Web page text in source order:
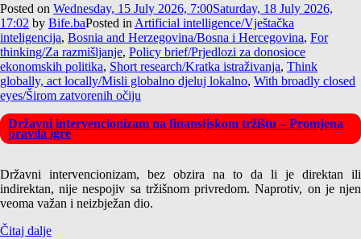
Posted on Wednesday, 15 July 2026, 7:00Saturday, 18 July 2026,
17:02 by Bife.baPosted in Artificial intelligence/Vještačka
inteligencija, Bosnia and Herzegovina/Bosna i Hercegovina, For
thinking/Za razmišljanje, Policy brief/Prjedlozi za donosioce
ekonomskih politika, Short research/Kratka istraživanja, Think
globally, act locally/Misli globalno djeluj lokalno, With broadly closed
eyes/Širom zatvorenih očiju
Državni intervencionizam na finansijskom tržištu – Promjena
pravila igre
Državni intervencionizam, bez obzira na to da li je direktan ili
indirektan, nije nespojiv sa tržišnom privredom. Naprotiv, on je njen
veoma važan i neizbježan dio.
Čitaj dalje